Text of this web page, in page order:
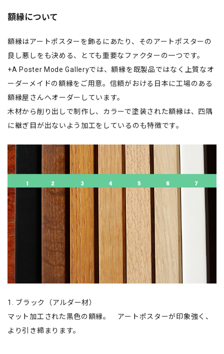
額縁について
額縁はアートポスターを飾るにあたり、そのアートポスターの
良し悪しをも決める、とても重要なファクターの一つです。
+A Poster Mode Galleryでは、額縁を既製品ではなく上質なオ
ーダーメイドの額縁をご用意。信頼がおける日本に工場のある
額縁屋さんへオーダーしています。
木材から削り出しで制作し、カラーで塗装された額縁は、四隅
に継ぎ目が出ないよう加工をしているのも特徴です。
1. ブラック（アルダー材）
マット加工された黒色の額縁。 アートポスターが印象強く、
より引き締まります。